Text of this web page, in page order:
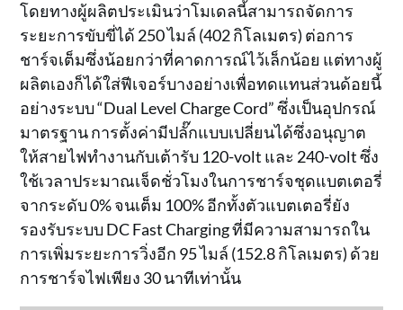
โดยทางผู้ผลิตประเมินว่าโมเดลนี้สามารถจัดการ
ระยะการขับขี่ได้ 250 ไมล์ (402 กิโลเมตร) ต่อการ
ชาร์จเต็มซึ่งน้อยกว่าที่คาดการณ์ไว้เล็กน้อย แต่ทางผู้
ผลิตเองก็ได้ใส่ฟีเจอร์บางอย่างเพื่อทดแทนส่วนด้อยนี้
อย่างระบบ “Dual Level Charge Cord” ซึ่งเป็นอุปกรณ์
มาตรฐาน การตั้งค่ามีปลั๊กแบบเปลี่ยนได้ซึ่งอนุญาต
ให้สายไฟทำงานกับเต้ารับ 120-volt และ 240-volt ซึ่ง
ใช้เวลาประมาณเจ็ดชั่วโมงในการชาร์จชุดแบตเตอรี่
จากระดับ 0% จนเต็ม 100% อีกทั้งตัวแบตเตอรี่ยัง
รองรับระบบ DC Fast Charging ที่มีความสามารถใน
การเพิ่มระยะการวิ่งอีก 95 ไมล์ (152.8 กิโลเมตร) ด้วย
การชาร์จไฟเพียง 30 นาทีเท่านั้น